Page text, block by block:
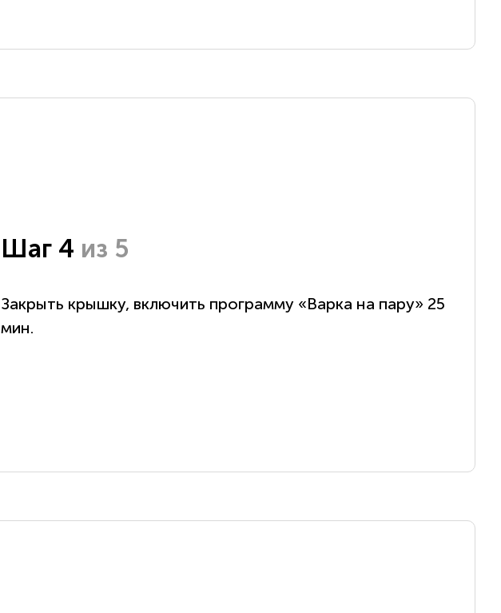
Шаг 4 из 5
Закрыть крышку, включить программу «Варка на пару» 25
мин.